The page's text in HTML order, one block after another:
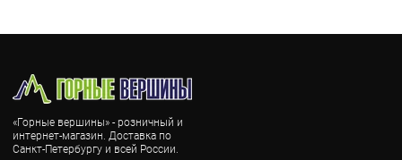
«Горные вершины» - розничный и
интернет-магазин. Доставка по
Санкт-Петербургу и всей России.